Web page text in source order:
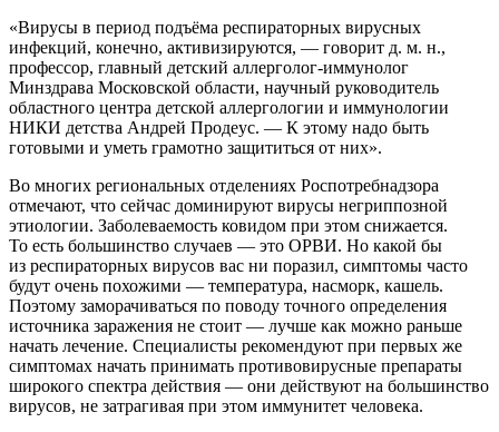
«Вирусы в период подъёма респираторных вирусных
инфекций, конечно, активизируются, — говорит д. м. н.,
профессор, главный детский аллерголог-иммунолог
Минздрава Московской области, научный руководитель
областного центра детской аллергологии и иммунологии
НИКИ детства Андрей Продеус. — К этому надо быть
готовыми и уметь грамотно защититься от них».
Во многих региональных отделениях Роспотребнадзора
отмечают, что сейчас доминируют вирусы негриппозной
этиологии. Заболеваемость ковидом при этом снижается.
То есть большинство случаев — это ОРВИ. Но какой бы
из респираторных вирусов вас ни поразил, симптомы часто
будут очень похожими — температура, насморк, кашель.
Поэтому заморачиваться по поводу точного определения
источника заражения не стоит — лучше как можно раньше
начать лечение. Специалисты рекомендуют при первых же
симптомах начать принимать противовирусные препараты
широкого спектра действия — они действуют на большинство
вирусов, не затрагивая при этом иммунитет человека.